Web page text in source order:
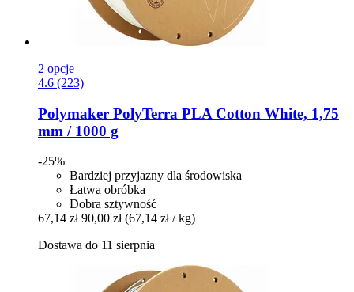
2 opcje
4.6 (223)
Polymaker PolyTerra PLA Cotton White, 1,75
mm / 1000 g
-25%
Bardziej przyjazny dla środowiska
Łatwa obróbka
Dobra sztywność
67,14 zł 90,00 zł (67,14 zł / kg)
Dostawa do 11 sierpnia